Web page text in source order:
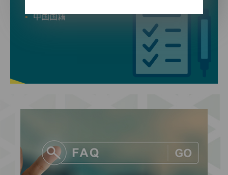
中国国籍
更多